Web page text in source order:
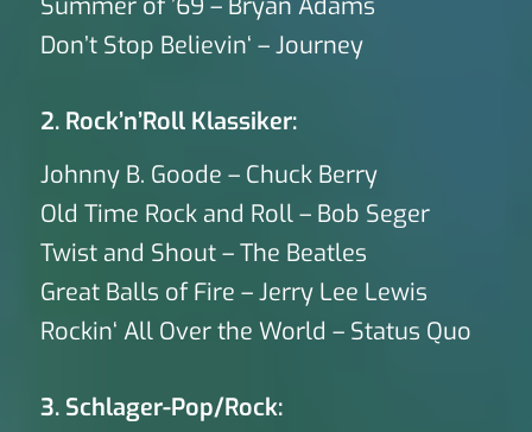
Summer of ’69 – Bryan Adams
Don’t Stop Believin‘ – Journey
2. Rock’n’Roll Klassiker:
Johnny B. Goode – Chuck Berry
Old Time Rock and Roll – Bob Seger
Twist and Shout – The Beatles
Great Balls of Fire – Jerry Lee Lewis
Rockin‘ All Over the World – Status Quo
3. Schlager-Pop/Rock: